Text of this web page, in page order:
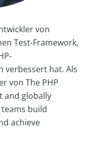
von
Test-Framework,
verbessert hat. Als
von The PHP
and globally
build
achieve